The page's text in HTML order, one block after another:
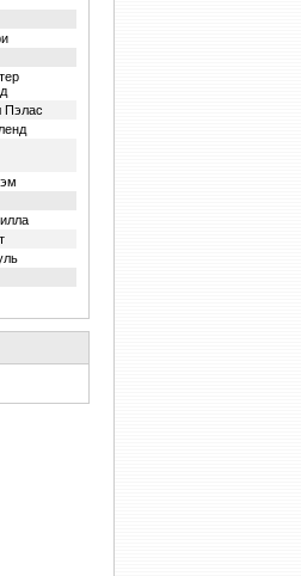
Пэлас